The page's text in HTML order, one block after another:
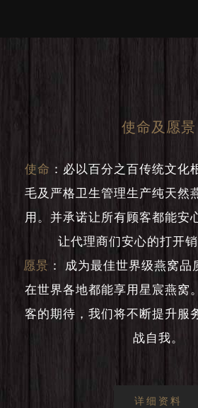
使命及愿景
使命 ： 必以百分之百传统文化
毛及严格卫生管理生产纯天然
用。并承诺让所有顾客都能安
让代理商们安心的打开
愿景 ：
成为最佳世界级燕窝品
在世界各地都能享用星宸燕窝
客的期待，我们将不断提升服
战自我。
详细资料